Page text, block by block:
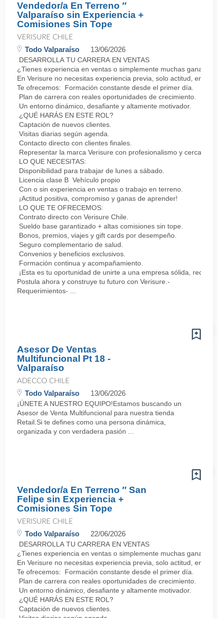
Vendedor/a En Terreno ″
Valparaíso sin Experiencia +
Comisiones Sin Tope
VERISURE CHILE
Todo Valparaíso 13/06/2026
DESARROLLA TU CARRERA EN VENTAS
¿Tienes experiencia en ventas o simplemente muchas ganas
En Verisure no necesitas experiencia previa, solo actitud,
Te ofrecemos: Formación constante desde el primer día.
Plan de carrera con reales oportunidades de crecimiento.
Un entorno dinámico, desafiante y altamente motivador.
¿QUÉ HARÁS EN ESTE ROL?
Captación de nuevos clientes.
Visitas diarias según agenda.
Contacto directo con clientes finales.
Representar la marca Verisure con profesionalismo y cercanía.
LO QUE NECESITAS:
Disponibilidad para trabajar de lunes a sábado.
Licencia clase B Vehículo propio
Con o sin experiencia en ventas o trabajo en terreno.
¡Actitud positiva, compromiso y ganas de aprender!
LO QUE TE OFRECEMOS:
Contrato directo con Verisure Chile.
Sueldo base garantizado + altas comisiones sin tope.
Bonos, premios, viajes y gift cards por desempeño.
Seguro complementario de salud.
Convenios y beneficios exclusivos.
Formación continua y acompañamiento.
¡Esta es tu oportunidad de unirte a una empresa sólida,
Postula ahora y construye tu futuro con Verisure.-
Requerimientos- ...
Asesor De Ventas
Multifuncional Pt 18 -
Valparaíso
ADECCO CHILE
Todo Valparaíso 13/06/2026
¡ÚNETE A NUESTRO EQUIPO!Estamos buscando un
Asesor de Venta Multifuncional para nuestra tienda
Retail.Si te defines como una persona dinámica,
organizada y con verdadera pasión ...
Vendedor/a En Terreno ″ San
Felipe sin Experiencia +
Comisiones Sin Tope
VERISURE CHILE
Todo Valparaíso 22/06/2026
DESARROLLA TU CARRERA EN VENTAS
¿Tienes experiencia en ventas o simplemente muchas ganas
En Verisure no necesitas experiencia previa, solo actitud,
Te ofrecemos: Formación constante desde el primer día.
Plan de carrera con reales oportunidades de crecimiento.
Un entorno dinámico, desafiante y altamente motivador.
¿QUÉ HARÁS EN ESTE ROL?
Captación de nuevos clientes.